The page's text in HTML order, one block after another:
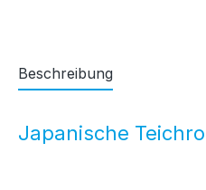
Beschreibung
Japanische